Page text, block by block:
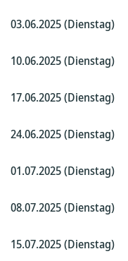
03.06.2025 (Dienstag)
10.06.2025 (Dienstag)
17.06.2025 (Dienstag)
24.06.2025 (Dienstag)
01.07.2025 (Dienstag)
08.07.2025 (Dienstag)
15.07.2025 (Dienstag)